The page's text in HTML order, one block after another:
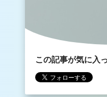
この記事が気に入